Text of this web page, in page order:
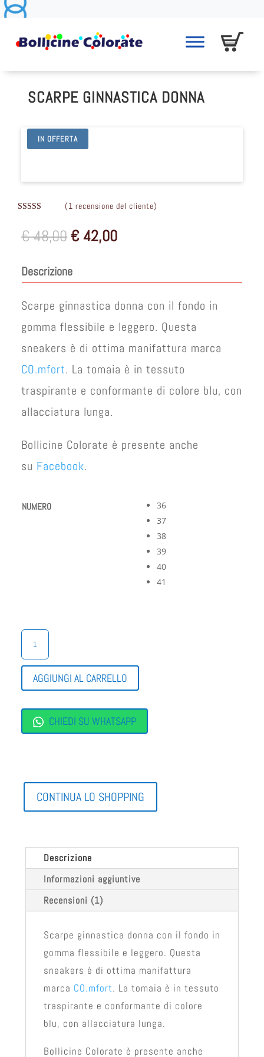
SCARPE GINNASTICA DONNA
IN OFFERTA
su 5 su
base di
(1 recensione del cliente)
€48,00 Il
prezzo
era:
€42,00Il
Descrizione
Scarpe ginnastica donna con il fondo in
gomma flessibile e leggero. Questa
sneakers è di ottima manifattura marca
CO.mfort. La tomaia è in tessuto
traspirante e conformante di colore blu, con
allacciatura lunga.
Bollicine Colorate è presente anche
su Facebook.
NUMERO
36
37
38
39
40
41
SCARPE
GINNASTICA
DONNA
QUANTITÀ
AGGIUNGI AL CARRELLO
CHIEDI SU WHATSAPP
CONTINUA LO SHOPPING
Descrizione
Informazioni aggiuntive
Recensioni (1)
Scarpe ginnastica donna con il fondo in
gomma flessibile e leggero. Questa
sneakers è di ottima manifattura
marca CO.mfort. La tomaia è in tessuto
traspirante e conformante di colore
blu, con allacciatura lunga.
Bollicine Colorate è presente anche